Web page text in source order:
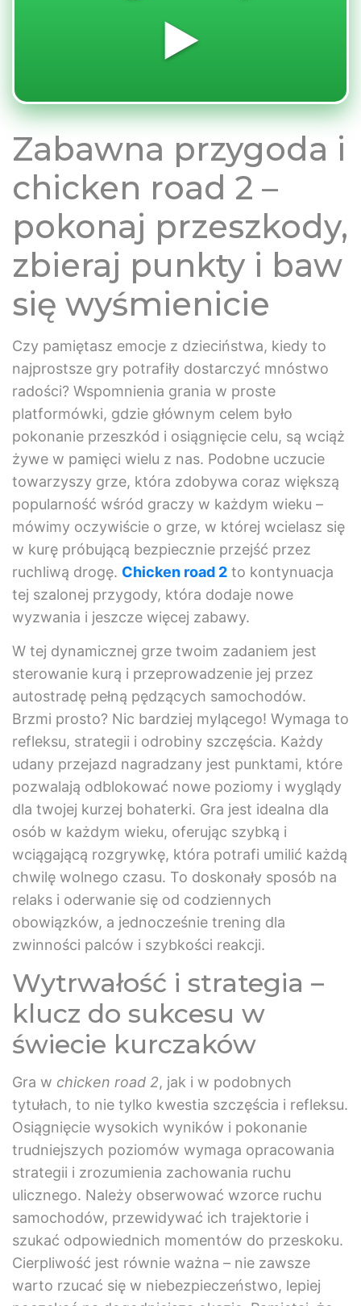
▶️
Zabawna przygoda i
chicken road 2 –
pokonaj przeszkody,
zbieraj punkty i baw
się wyśmienicie
Czy pamiętasz emocje z dzieciństwa, kiedy to
najprostsze gry potrafiły dostarczyć mnóstwo
radości? Wspomnienia grania w proste
platformówki, gdzie głównym celem było
pokonanie przeszkód i osiągnięcie celu, są wciąż
żywe w pamięci wielu z nas. Podobne uczucie
towarzyszy grze, która zdobywa coraz większą
popularność wśród graczy w każdym wieku –
mówimy oczywiście o grze, w której wcielasz się
w kurę próbującą bezpiecznie przejść przez
ruchliwą drogę. Chicken road 2 to kontynuacja
tej szalonej przygody, która dodaje nowe
wyzwania i jeszcze więcej zabawy.
W tej dynamicznej grze twoim zadaniem jest
sterowanie kurą i przeprowadzenie jej przez
autostradę pełną pędzących samochodów.
Brzmi prosto? Nic bardziej mylącego! Wymaga to
refleksu, strategii i odrobiny szczęścia. Każdy
udany przejazd nagradzany jest punktami, które
pozwalają odblokować nowe poziomy i wyglądy
dla twojej kurzej bohaterki. Gra jest idealna dla
osób w każdym wieku, oferując szybką i
wciągającą rozgrywkę, która potrafi umilić każdą
chwilę wolnego czasu. To doskonały sposób na
relaks i oderwanie się od codziennych
obowiązków, a jednocześnie trening dla
zwinności palców i szybkości reakcji.
Wytrwałość i strategia –
klucz do sukcesu w
świecie kurczaków
Gra w chicken road 2, jak i w podobnych
tytułach, to nie tylko kwestia szczęścia i refleksu.
Osiągnięcie wysokich wyników i pokonanie
trudniejszych poziomów wymaga opracowania
strategii i zrozumienia zachowania ruchu
ulicznego. Należy obserwować wzorce ruchu
samochodów, przewidywać ich trajektorie i
szukać odpowiednich momentów do przeskoku.
Cierpliwość jest równie ważna – nie zawsze
warto rzucać się w niebezpieczeństwo, lepiej